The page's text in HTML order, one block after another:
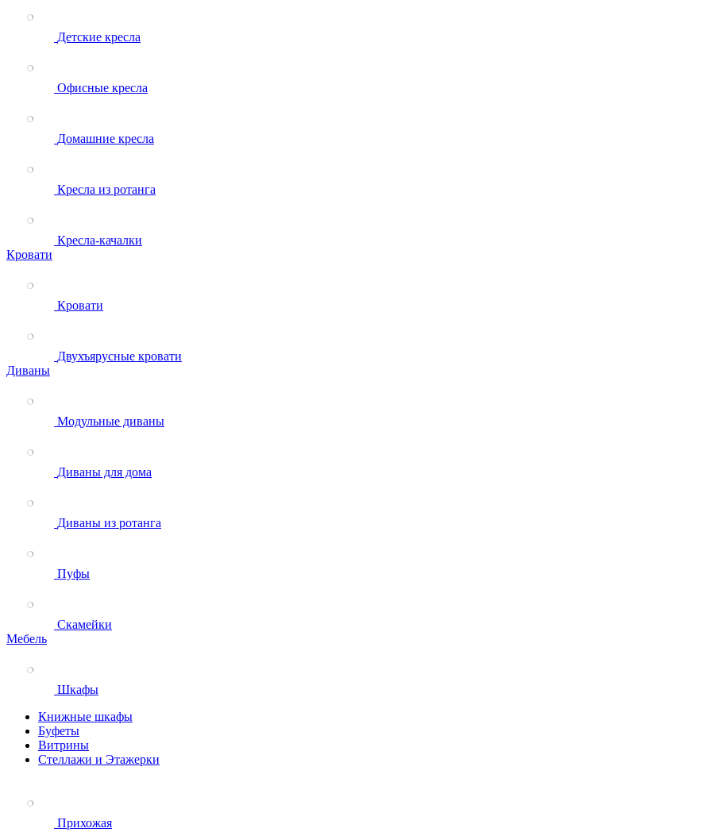
Детские кресла
Офисные кресла
Домашние кресла
Кресла из ротанга
Кресла-качалки
Кровати
Кровати
Двухъярусные кровати
Диваны
Модульные диваны
Диваны для дома
Диваны из ротанга
Пуфы
Скамейки
Мебель
Шкафы
Книжные шкафы
Буфеты
Витрины
Стеллажи и Этажерки
Прихожая